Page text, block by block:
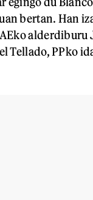
bertan. Han
alderdiburu
Tellado, PPko